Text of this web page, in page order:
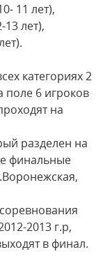
11 лет),
лет),
категориях 2
поле 6 игроков
на
разделен на
финальные
2013 г.р,
в финал.